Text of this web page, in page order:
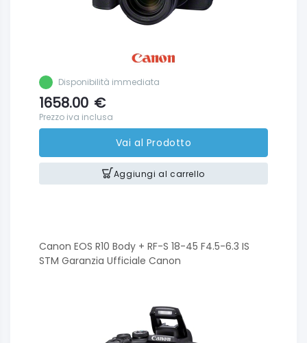
Disponibilità immediata
1658.00 €
Prezzo iva inclusa
Vai al Prodotto
Aggiungi al carrello
Canon EOS R10 Body + RF-S 18-45 F4.5-6.3 IS
STM Garanzia Ufficiale Canon